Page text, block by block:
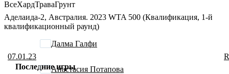
ВсеХардТраваГрунт
Аделаида-2, Австралия. 2023 WTA 500 (Квалификация, 1-й
квалификационный раунд)
07.01.23
Далма Галфи
Анастасия Потапова
Последние игры